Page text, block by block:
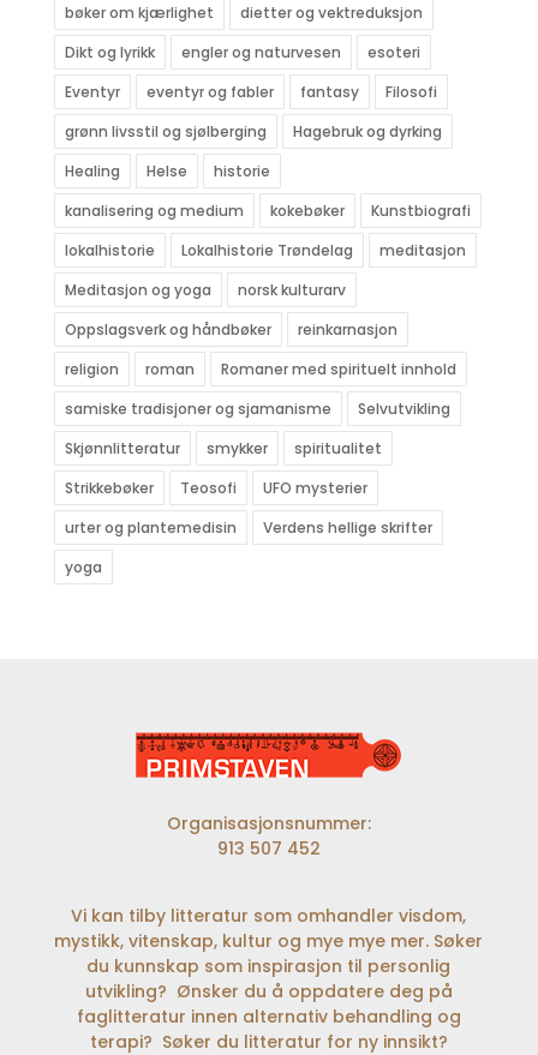
bøker om kjærlighet
dietter og vektreduksjon
Dikt og lyrikk
engler og naturvesen
esoteri
Eventyr
eventyr og fabler fantasy
Filosofi
grønn livsstil og sjølberging
Hagebruk og dyrking
Healing
Helse
historie
kanalisering og medium
kokebøker
Kunstbiografi
lokalhistorie
Lokalhistorie Trøndelag
meditasjon
Meditasjon og yoga
norsk kulturarv
Oppslagsverk og håndbøker
reinkarnasjon
religion
roman
Romaner med spirituelt innhold
samiske tradisjoner og sjamanisme
Selvutvikling
Skjønnlitteratur
smykker
spiritualitet
Strikkebøker
Teosofi
UFO mysterier
urter og plantemedisin
Verdens hellige skrifter
yoga
Organisasjonsnummer:
913 507 452
Vi kan tilby litteratur som omhandler visdom,
mystikk, vitenskap, kultur og mye mye mer. Søker
du kunnskap som inspirasjon til personlig
utvikling? Ønsker du å oppdatere deg på
faglitteratur innen alternativ behandling og
terapi? Søker du litteratur for ny innsikt?